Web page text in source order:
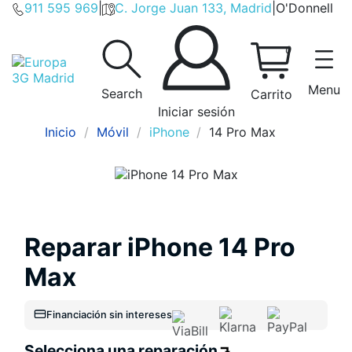
911 595 969 C. Jorge Juan 133, Madrid O'Donnell
Search
Iniciar sesión
0
Carrito Menu
Inicio Móvil iPhone 14 Pro Max
Reparar iPhone 14 Pro
Max
Financiación sin intereses